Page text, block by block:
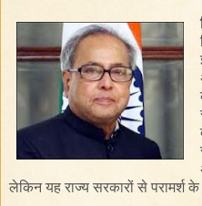
लेकिन यह राज्य सरकारों से परामर्श